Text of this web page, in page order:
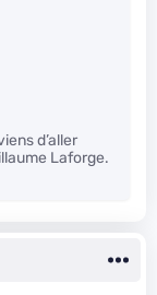
d’aller
Laforge.